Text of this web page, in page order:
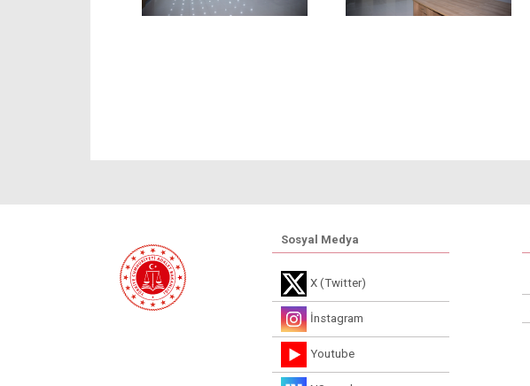
Sosyal Medya
X (Twitter)
İnstagram
Youtube